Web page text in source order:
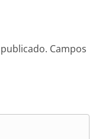
Campos